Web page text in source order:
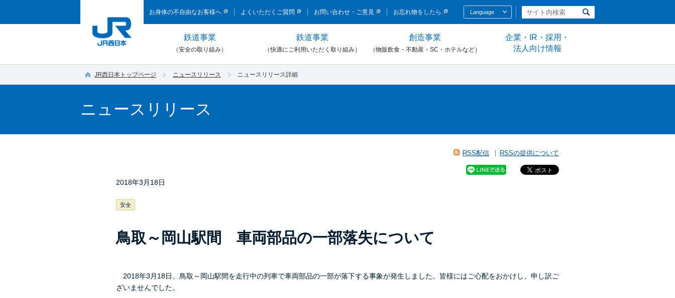
お身体の不自由なお客様へ よくいただくご質問 お問い合わせ・ご意見 お忘れ物をしたら Language
鉄道事業
（安全の取り組み）
鉄道事業
（快適にご利用いただく取り組み）
創造事業
（物販飲食・不動産・SC・ホテルなど）
企業・IR・採用・
法人向け情報
JR西日本トップページ ニュースリリース ニュースリリース詳細
ニュースリリース
RSS配信 RSSの提供について
2018年3月18日
安全
鳥取～岡山駅間 車両部品の一部落失について
2018年3月18日、鳥取～岡山駅間を走行中の列車で車両部品の一部が落下する事象が発生しました。皆様にはご心配をおかけし、申し訳ご
ざいませんでした。